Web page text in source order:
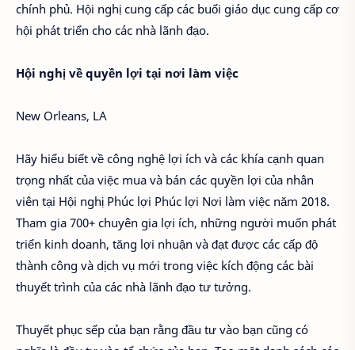
chính phủ. Hội nghị cung cấp các buổi giáo dục cung cấp cơ
hội phát triển cho các nhà lãnh đạo.
Hội nghị về quyền lợi tại nơi làm việc
New Orleans, LA
Hãy hiểu biết về công nghệ lợi ích và các khía cạnh quan
trọng nhất của việc mua và bán các quyền lợi của nhân
viên tại Hội nghị Phúc lợi Phúc lợi Nơi làm việc năm 2018.
Tham gia 700+ chuyên gia lợi ích, những người muốn phát
triển kinh doanh, tăng lợi nhuận và đạt được các cấp độ
thành công và dịch vụ mới trong việc kích động các bài
thuyết trình của các nhà lãnh đạo tư tưởng.
Thuyết phục sếp của bạn rằng đầu tư vào bạn cũng có